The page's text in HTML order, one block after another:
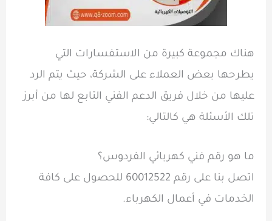
هناك مجموعة كبيرة من الاستفسارات التي
يطرحها بعض العملاء على الشركة، حيث يتم الرد
عليها من خلال فريق الدعم الفني التابع لها من أبرز
تلك الأسئلة هي كالتالي:
ما هو رقم فني كهربائي الفردوس؟
اتصل بنا على رقم 60012522 للحصول على كافة
الخدمات في أعمال الكهرباء.